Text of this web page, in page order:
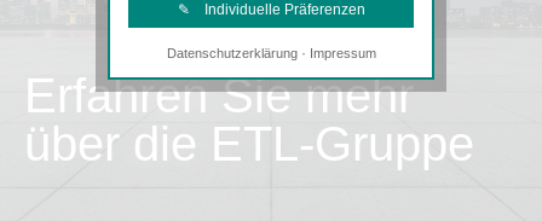
Erfahren Sie mehr
über die ETL-Gruppe
✎ Individuelle Präferenzen
Notwendige Cookies
Diese Cookies sind erforderlich, um die
grundlegende Funktionalität der Website
Tracking- und Targeting-Cookies
Datenschutzerklärung· Impressum